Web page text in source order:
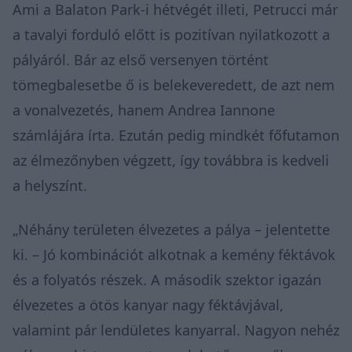
Ami a Balaton Park-i hétvégét illeti, Petrucci már
a tavalyi forduló előtt is pozitívan nyilatkozott a
pályáról. Bár az első versenyen történt
tömegbalesetbe ő is belekeveredett, de azt nem
a vonalvezetés, hanem Andrea Iannone
számlájára írta. Ezután pedig mindkét főfutamon
az élmezőnyben végzett, így továbbra is kedveli
a helyszínt.
„Néhány területen élvezetes a pálya – jelentette
ki. – Jó kombinációt alkotnak a kemény féktávok
és a folyatós részek. A második szektor igazán
élvezetes a ötös kanyar nagy féktávjával,
valamint pár lendületes kanyarral. Nagyon nehéz